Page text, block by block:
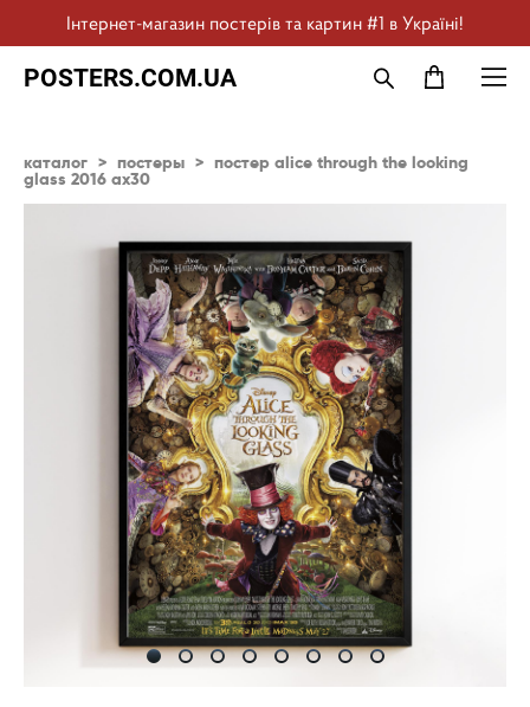
Інтернет-магазин постерів та картин #1 в Україні!
POSTERS.COM.UA
каталог > постеры > постер alice through the looking
glass 2016 ax30